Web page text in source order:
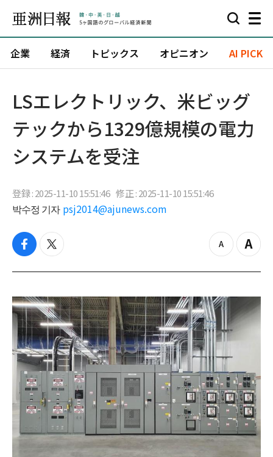
企業 経済 トピックス オピニオン AI PICK
LSエレクトリック、米ビッグ
テックから1329億規模の電力
システムを受注
登録 : 2025-11-10 15:51:46 修正 : 2025-11-10 15:51:46
박수정 기자 psj2014@ajunews.com
f
c
b
o
o
k
t
i
t
e
r
z
o
o
u
Z
o
i
n